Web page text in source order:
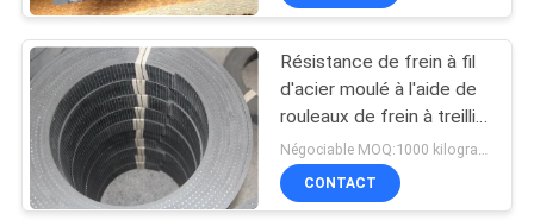
Résistance de frein à fil
d'acier moulé à l'aide de
rouleaux de frein à treillis
en acier maillage
renforcé en caoutchouc
Négociable MOQ:1000 kilogrammes
CONTACT